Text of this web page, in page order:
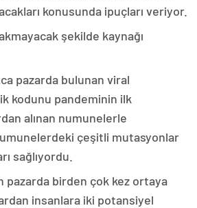
konusunda ipuçları veriyor.
şekilde kaynağı
pazarda bulunan viral
kodunu pandeminin ilk
alınan numunelerle
çeşitli mutasyonlar
sağlıyordu.
pazarda birden çok kez ortaya
insanlara iki potansiyel